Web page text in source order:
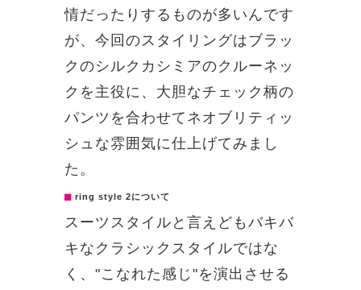
情だったりするものが多いんです
が、今回のスタイリングはブラッ
クのシルクカシミアのクルーネッ
クを主役に、大胆なチェック柄の
パンツを合わせてネオブリティッ
シュな雰囲気に仕上げてみまし
た。
ring style 2について
スーツスタイルと言えどもバキバ
キなクラシックスタイルではな
く、"こなれた感じ"を演出させる